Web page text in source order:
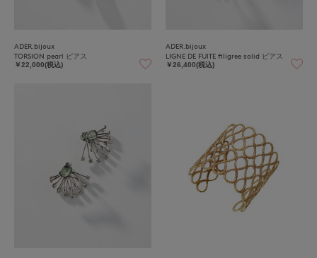
ADER.bijoux
TORSION pearl ピアス
￥22,000(税込)
ADER.bijoux
LIGNE DE FUITE filigree solid ピアス
￥26,400(税込)